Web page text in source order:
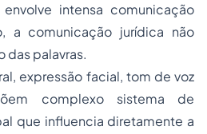
intensa comunicação
a comunicação jurídica não
das palavras.
expressão facial, tom de voz
complexo sistema de
que influencia diretamente a